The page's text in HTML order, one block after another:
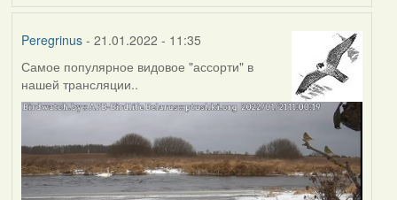
Peregrinus- 21.01.2022 - 11:35
Самое популярное видовое "ассорти" в
нашей трансляции..